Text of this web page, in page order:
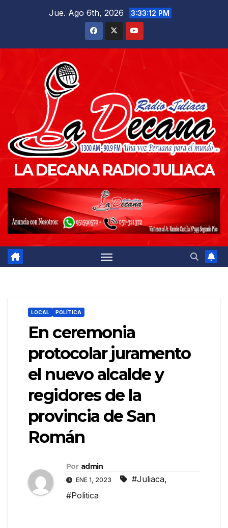
Jue. Ago 6th, 2026 3:33:14 PM
LA DECANA RADIO JULIACA
LOCAL POLÍTICA
En ceremonia
protocolar juramento
el nuevo alcalde y
regidores de la
provincia de San
Román
Por admin
ENE 1, 2023 #Juliaca,
#Politica